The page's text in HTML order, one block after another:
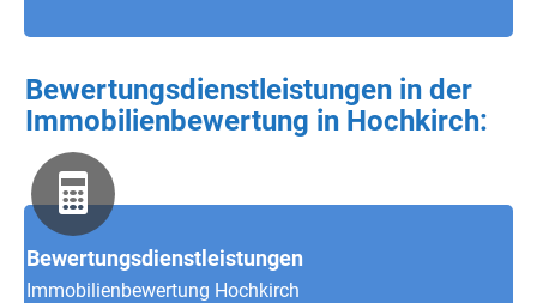
Bewertungsdienstleistungen in der
Immobilienbewertung in Hochkirch:
Bewertungsdienstleistungen
Immobilienbewertung Hochkirch